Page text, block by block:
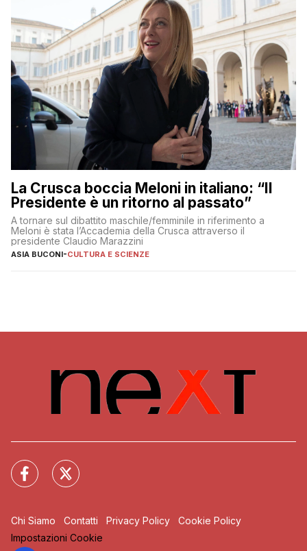
La Crusca boccia Meloni in italiano: “Il
Presidente è un ritorno al passato”
A tornare sul dibattito maschile/femminile in riferimento a
Meloni è stata l’Accademia della Crusca attraverso il
presidente Claudio Marazzini
ASIA BUCONI-CULTURA E SCIENZE
Chi Siamo Contatti Privacy Policy
Cookie Policy
Impostazioni Cookie